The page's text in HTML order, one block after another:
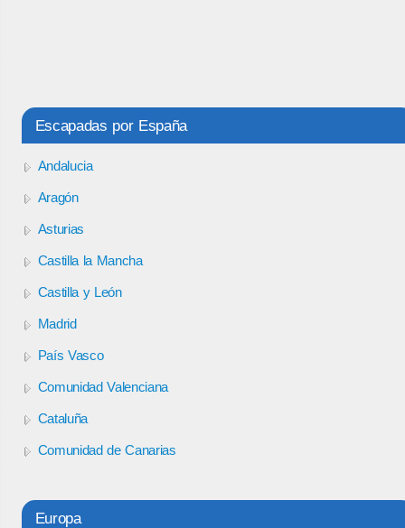
Escapadas por España
Andalucia
Aragón
Asturias
Castilla la Mancha
Castilla y León
Madrid
País Vasco
Comunidad Valenciana
Cataluña
Comunidad de Canarias
Europa